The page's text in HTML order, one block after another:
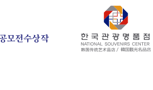
모전수상작